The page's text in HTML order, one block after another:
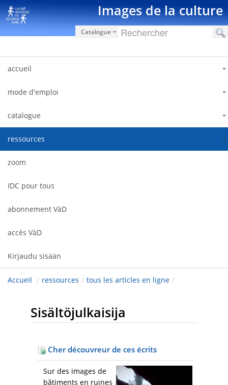
Hyppää sisältöön Images de la culture
Catalogue
accueil
mode d'emploi
catalogue
ressources
zoom
IDC pour tous
abonnement VàD
accès VàD
Kirjaudu sisään
Accueil / ressources / tous les articles en ligne /
Sisältöjulkaisija
Cher découvreur de ces écrits
Sur des images de
bâtiments en ruines